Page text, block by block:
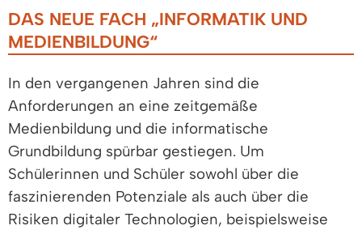
DAS NEUE FACH „INFORMATIK UND
MEDIENBILDUNG“
In den vergangenen Jahren sind die
Anforderungen an eine zeitgemäße
Medienbildung und die informatische
Grundbildung spürbar gestiegen. Um
Schülerinnen und Schüler sowohl über die
faszinierenden Potenziale als auch über die
Risiken digitaler Technologien, beispielsweise